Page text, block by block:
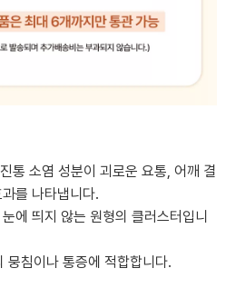
통 소염 성분이 괴로운 요통, 어깨 결
를 나타냅니다.
에 띄지 않는 원형의 클러스터입니
침이나 통증에 적합합니다.